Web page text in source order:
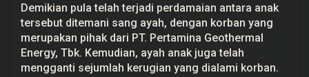
a
u
Demikian pula telah terjadi perdamaian antara anak
tersebut ditemani sang ayah, dengan korban yang
merupakan pihak dari PT. Pertamina Geothermal
Energy, Tbk. Kemudian, ayah anak juga telah
mengganti sejumlah kerugian yang dialami korban.